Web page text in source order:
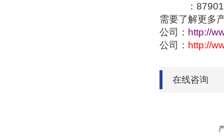
：
需要了解更多
公司： http://
公司： http://
在线咨询